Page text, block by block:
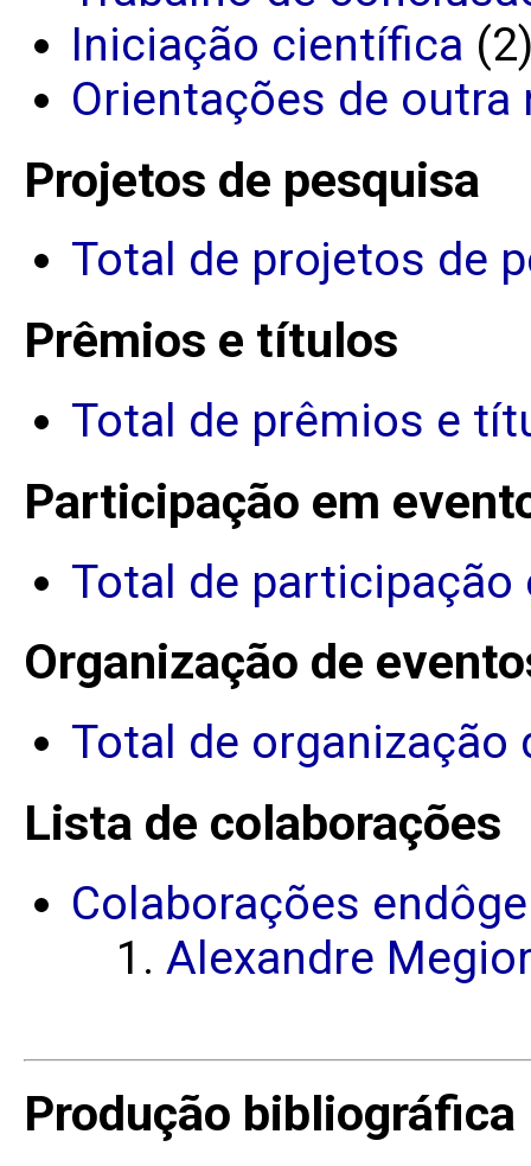
Iniciação científica
Orientações de outra
Projetos de pesquisa
Total de projetos de
Prêmios e títulos
Total de prêmios e
Participação em
Total de participação
Organização de
Total de organização
Lista de colaborações
Colaborações
Alexandre
Produção bibliográfica